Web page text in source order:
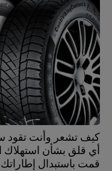
كيف تشعر وأنت تقود
أي قلق بشأن استهلاك
قمت باستبدال إطاراتك